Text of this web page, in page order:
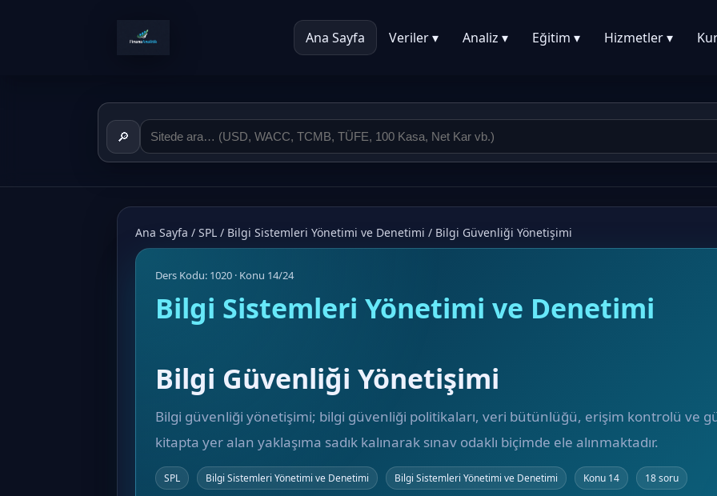
Ana Sayfa Veriler ▾ Analiz ▾ Eğitim ▾ Hizmetler ▾
🔎
Ana Sayfa / SPL / Bilgi Sistemleri Yönetimi ve Denetimi / Bilgi Güvenliği Yönetişimi
Ders Kodu: 1020 · Konu 14/24
Bilgi Sistemleri Yönetimi ve Denetimi
Bilgi Güvenliği Yönetişimi
Bilgi güvenliği yönetişimi; bilgi güvenliği politikaları, veri bütünlüğü, erişim kontrolü ve
kitapta yer alan yaklaşıma sadık kalınarak sınav odaklı biçimde ele alınmaktadır.
SPL Bilgi Sistemleri Yönetimi ve Denetimi Bilgi Sistemleri Yönetimi ve Denetimi Konu 14 18 soru